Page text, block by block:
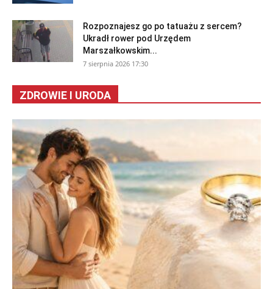
Rozpoznajesz go po tatuażu z sercem?
Ukradł rower pod Urzędem
Marszałkowskim...
7 sierpnia 2026 17:30
ZDROWIE I URODA